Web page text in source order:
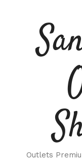
contenido
Outlets